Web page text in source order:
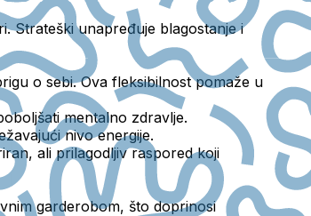
Strateški unapređuje blagostanje i
o sebi. Ova fleksibilnost pomaže u
mentalno zdravlje.
nivo energije.
ali prilagodljiv raspored koji
garderobom, što doprinosi